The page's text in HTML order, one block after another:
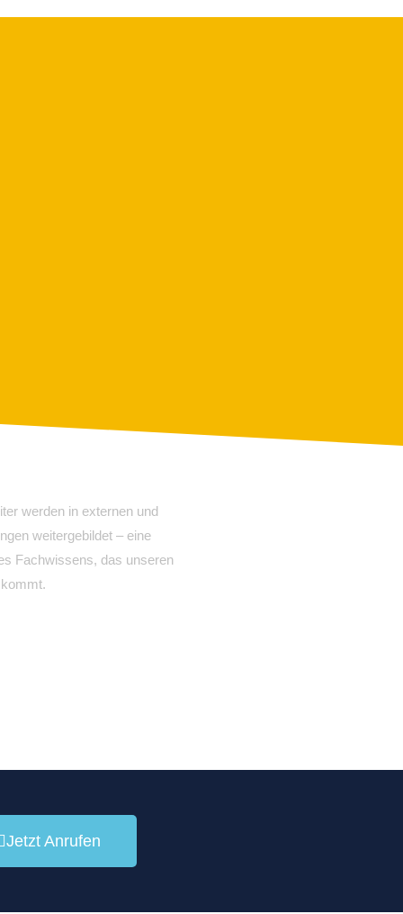
werden in externen und
weitergebildet – eine
Fachwissens, das unseren
Jetzt Anrufen